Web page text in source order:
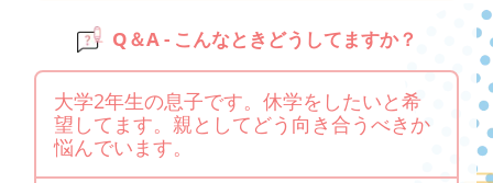
Q＆A - こんなときどうしてますか？
大学2年生の息子です。休学をしたいと希
望してます。親としてどう向き合うべきか
悩んでいます。